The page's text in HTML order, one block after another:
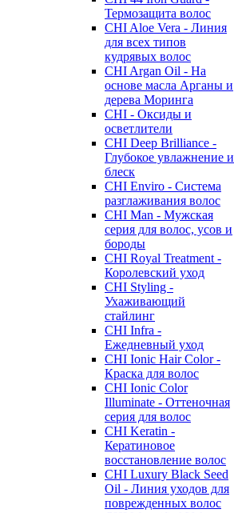
Термозащита волос
CHI Aloe Vera - Линия
для всех типов
кудрявых волос
CHI Argan Oil - На
основе масла Арганы и
дерева Моринга
CHI - Оксиды и
осветлители
CHI Deep Brilliance -
Глубокое увлажнение и
блеск
CHI Enviro - Система
разглаживания волос
CHI Man - Мужская
серия для волос, усов и
бороды
CHI Royal Treatment -
Королевский уход
CHI Styling -
Ухаживающий
стайлинг
CHI Infra -
Ежедневный уход
CHI Ionic Hair Color -
Краска для волос
CHI Ionic Color
Illuminate - Оттеночная
серия для волос
CHI Keratin -
Кератиновое
восстановление волос
CHI Luxury Black Seed
Oil - Линия уходов для
поврежденных волос